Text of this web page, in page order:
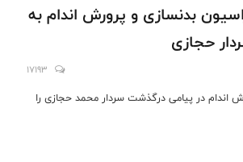
بدنسازی و پرورش اندام به
حجازی
17193
اندام در پیامی درگذشت سردار محمد حجازی را